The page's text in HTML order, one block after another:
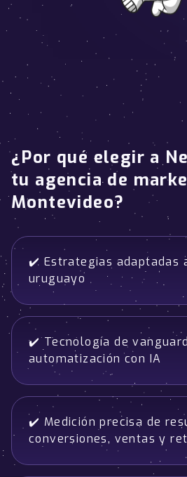
¿Por qué elegir a
tu agencia de
Montevideo?
✔️ Estrategias adaptadas
uruguayo
✔️ Tecnología de
automatización con IA
✔️ Medición precisa de
conversiones, ventas y